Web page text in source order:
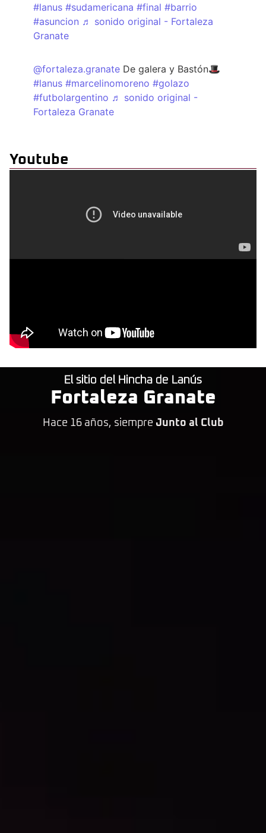
#lanus #sudamericana #final #barrio
#asuncion ♬ sonido original - Fortaleza
Granate
@fortaleza.granate De galera y Bastón🎩
#lanus #marcelinomoreno #golazo
#futbolargentino ♬ sonido original -
Fortaleza Granate
Youtube
El sitio del Hincha de Lanús
Fortaleza Granate
Hace 16 años, siempre Junto al Club